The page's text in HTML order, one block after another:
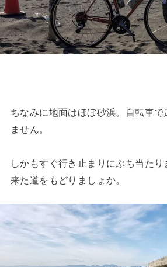
ちなみに地面はほぼ砂浜。自転車で
ません。
しかもすぐ行き止まりにぶち当た
来た道をもどりましょか。